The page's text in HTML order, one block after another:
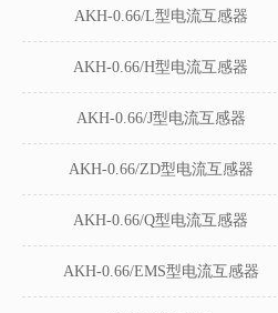
AKH-0.66/L型电流互感器
AKH-0.66/H型电流互感器
AKH-0.66/J型电流互感器
AKH-0.66/ZD型电流互感器
AKH-0.66/Q型电流互感器
AKH-0.66/EMS型电流互感器